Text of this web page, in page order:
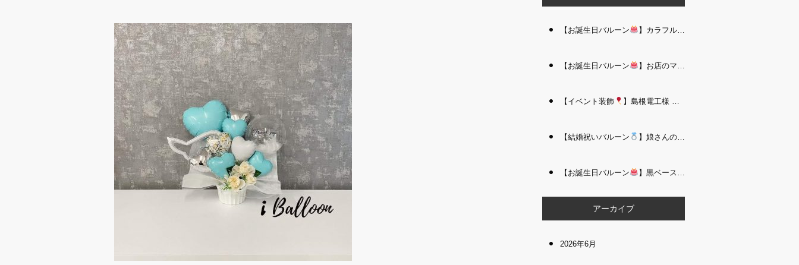
【お誕生日バルーン 】カラフルで存在感たっぷりのバルーンタワー｜松江 i Balloo n
【お誕生日バルーン 】お店のママさんへの華やかなお祝いに｜シャンパン付き豪 華バルーンアレンジメント｜松江 i Balloon
【イベント装飾 】島根電工様 お客様感謝祭｜入口アーチ＆キッズコーナー装飾 を担当しました｜松江 i Balloon
【結婚祝いバルーン 】娘さんのご結婚祝いに｜ウェディングベアとフラワーイン バルーンが華やかなバルーンアレンジメント｜松江 i Balloon
【お誕生日バルーン 】黒ベース×ヒョウ柄がおしゃれ
アーカイブ
2026年6月